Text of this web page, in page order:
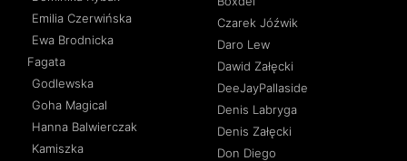
Emilia Czerwińska
Ewa Brodnicka
Fagata
Godlewska
Goha Magical
Hanna Balwierczak
Kamiszka
Czarek Jóźwik
Daro Lew
Dawid Załęcki
DeeJayPallaside
Denis Labryga
Denis Załęcki
Don Diego